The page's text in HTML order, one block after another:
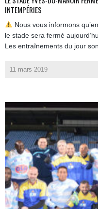
INTEMPÉRIES
Nous vous informons
le stade sera fermé
Les entraînements du jour
11 mars 2019